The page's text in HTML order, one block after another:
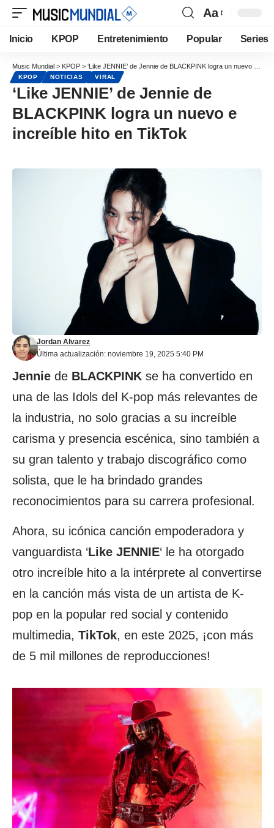
Aa
Inicio KPOP Entretenimiento Popular Series
Music Mundial > KPOP > ‘Like JENNIE’ de Jennie de BLACKPINK logra un nuevo e increíble hito en TikTok
KPOP NOTICIAS VIRAL
‘Like JENNIE’ de Jennie de
BLACKPINK logra un nuevo e
increíble hito en TikTok
Última actualización: noviembre 19, 2025 5:40 PM
Jordan Alvarez
Jennie de BLACKPINK se ha convertido en
una de las Idols del K-pop más relevantes de
la industria, no solo gracias a su increíble
carisma y presencia escénica, sino también a
su gran talento y trabajo discográfico como
solista, que le ha brindado grandes
reconocimientos para su carrera profesional.
Ahora, su icónica canción empoderadora y
vanguardista ‘Like JENNIE‘ le ha otorgado
otro increíble hito a la intérprete al convertirse
en la canción más vista de un artista de K-
pop en la popular red social y contenido
multimedia, TikTok, en este 2025, ¡con más
de 5 mil millones de reproducciones!